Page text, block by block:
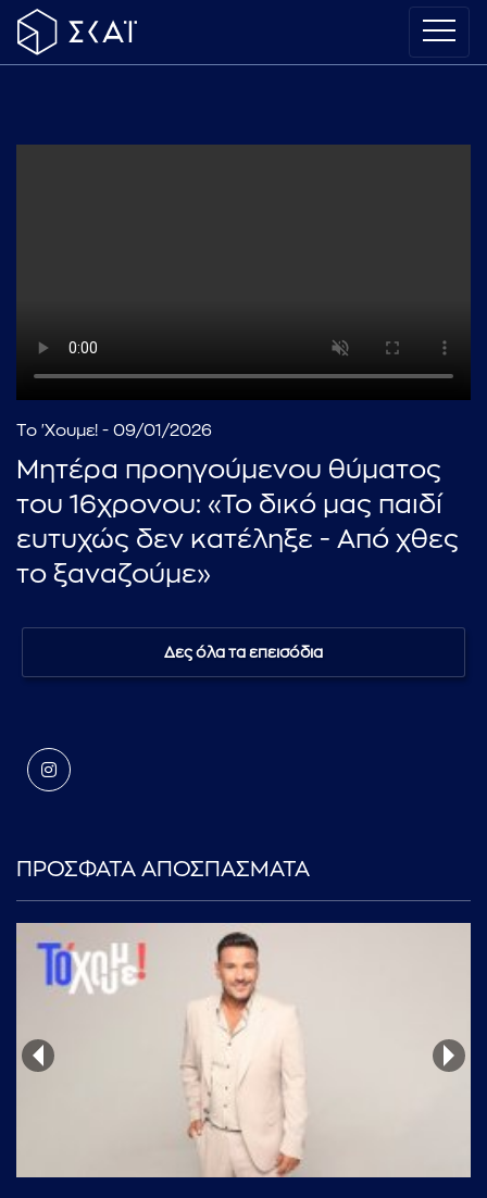
Το 'Χουμε! - 09/01/2026
Μητέρα προηγούμενου θύματος
του 16χρονου: «Το δικό μας παιδί
ευτυχώς δεν κατέληξε - Από χθες
το ξαναζούμε»
Δες όλα τα επεισόδια
ΠΡΟΣΦΑΤΑ ΑΠΟΣΠΑΣΜΑΤΑ